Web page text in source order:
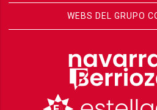
WEBS DEL GRUPO